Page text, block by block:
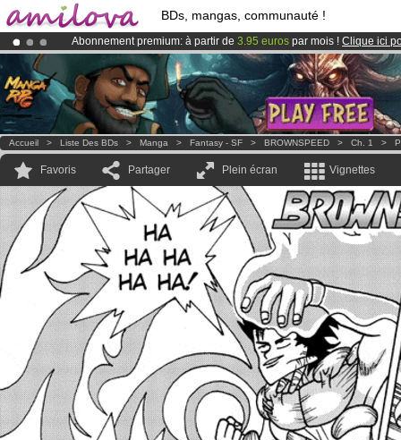
BDs, mangas, communauté !
Abonnement premium: à partir de 3.95 euros par mois ! Clique ici
LeKickstarter Amilova est désormais lancé!.
Déjà 134393membreset 1208BDs & Mangas!
Accueil > Liste Des BDs > Manga > Fantasy - SF > BROWNSPEED > Ch. 1 >
Favoris Partager Plein écran Vignettes